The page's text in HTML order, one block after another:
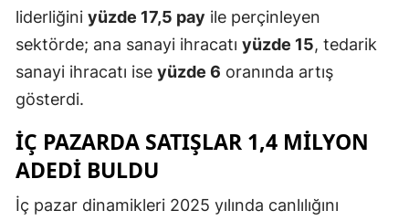
Kırıkkale
Ardahan
liderliğini yüzde 17,5 pay ile perçinleyen
sektörde; ana sanayi ihracatı yüzde 15, tedarik
sanayi ihracatı ise yüzde 6 oranında artış
gösterdi.
İÇ PAZARDA SATIŞLAR 1,4 MILYON
ADEDI BULDU
İç pazar dinamikleri 2025 yılında canlılığını